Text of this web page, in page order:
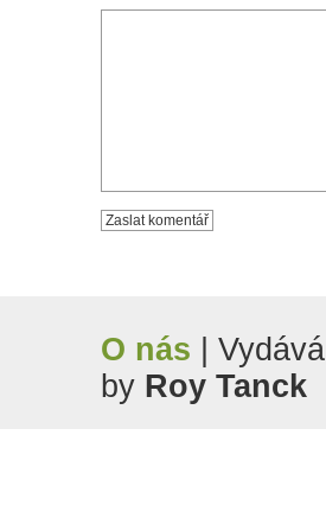
O nás | Vydává
by Roy Tanck